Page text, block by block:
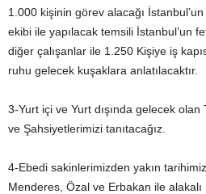
1.000 kişinin görev alacağı
ekibi ile yapılacak temsili İstanbul’un
diğer çalışanlar ile 1.250 Kişiye iş
ruhu gelecek kuşaklara anlatılacaktır.
3-Yurt içi ve Yurt dışında gelecek
ve Şahsiyetlerimizi tanıtacağız.
4-Ebedi sakinlerimizden yakın
Menderes, Özal ve Erbakan ile